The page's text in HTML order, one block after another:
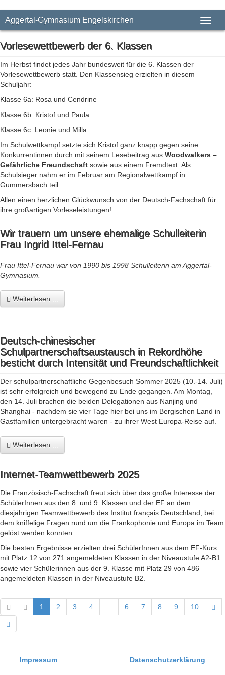
Aggertal-Gymnasium Engelskirchen
Vorlesewettbewerb der 6. Klassen
Im Herbst findet jedes Jahr bundesweit für die 6. Klassen der
Vorlesewettbewerb statt. Den Klassensieg erzielten in diesem
Schuljahr:
Klasse 6a: Rosa und Cendrine
Klasse 6b: Kristof und Paula
Klasse 6c: Leonie und Milla
Im Schulwettkampf setzte sich Kristof ganz knapp gegen seine
Konkurrentinnen durch mit seinem Lesebeitrag aus Woodwalkers –
Gefährliche Freundschaft sowie aus einem Fremdtext. Als
Schulsieger nahm er im Februar am Regionalwettkampf in
Gummersbach teil.
Allen einen herzlichen Glückwunsch von der Deutsch-Fachschaft für
ihre großartigen Vorleseleistungen!
Wir trauern um unsere ehemalige Schulleiterin
Frau Ingrid Ittel-Fernau
Frau Ittel-Fernau war von 1990 bis 1998 Schulleiterin am Aggertal-
Gymnasium.
Weiterlesen ...
Deutsch-chinesischer
Schulpartnerschaftsaustausch in Rekordhöhe
besticht durch Intensität und Freundschaftlichkeit
Der schulpartnerschaftliche Gegenbesuch Sommer 2025 (10.-14. Juli)
ist sehr erfolgreich und bewegend zu Ende gegangen. Am Montag,
den 14. Juli brachen die beiden Delegationen aus Nanjing und
Shanghai - nachdem sie vier Tage hier bei uns im Bergischen Land in
Gastfamilien untergebracht waren - zu ihrer West Europa-Reise auf.
Weiterlesen ...
Internet-Teamwettbewerb 2025
Die Französisch-Fachschaft freut sich über das große Interesse der
SchülerInnen aus den 8. und 9. Klassen und der EF an dem
diesjährigen Teamwettbewerb des Institut français Deutschland, bei
dem kniffelige Fragen rund um die Frankophonie und Europa im Team
gelöst werden konnten.
Die besten Ergebnisse erzielten drei SchülerInnen aus dem EF-Kurs
mit Platz 12 von 271 angemeldeten Klassen in der Niveaustufe A2-B1
sowie vier Schülerinnen aus der 9. Klasse mit Platz 29 von 486
angemeldeten Klassen in der Niveaustufe B2.
1 2 3 4 6 7 8 9 10
Impressum Datenschutzerklärung